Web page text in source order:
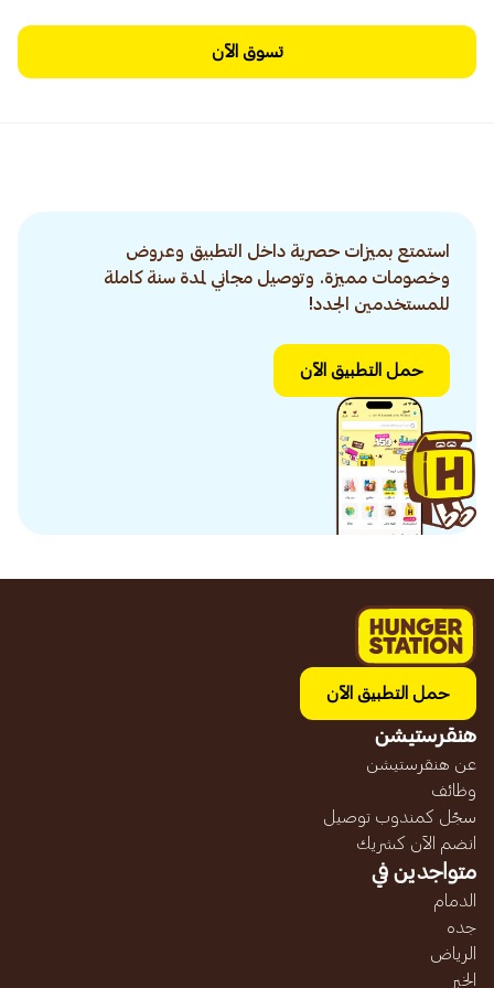
تسوق الآن
استمتع بميزات حصرية داخل التطبيق وعروض
وخصومات مميزة. وتوصيل مجاني لمدة سنة كاملة
للمستخدمين الجدد!
حمل التطبيق الآن
حمل التطبيق الآن
هنقرستيشن
عن هنقرستيشن
وظائف
سجّل كمندوب توصيل
انضم الآن كشريك
متواجدين في
الدمام
جده
الرياض
الخبر